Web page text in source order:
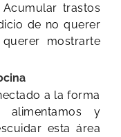
trastos
de no querer
mostrarte
a la forma
y
esta área